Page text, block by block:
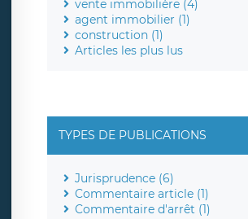
vente immobilière (4)
agent immobilier (1)
construction (1)
Articles les plus lus
TYPES DE PUBLICATIONS
Jurisprudence (6)
Commentaire article (1)
Commentaire d'arrêt (1)